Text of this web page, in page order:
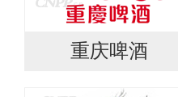
重庆啤酒